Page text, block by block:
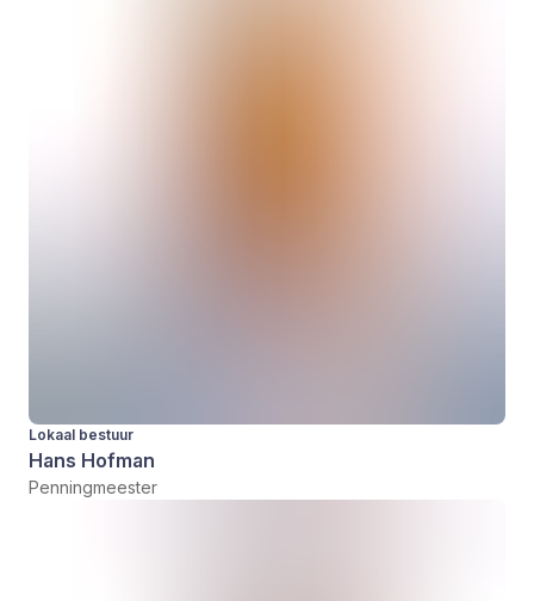
Lokaal bestuur
Hans Hofman
Penningmeester